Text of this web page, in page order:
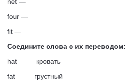
four —
fit —
Соедините слова с их переводом:
hat кровать
fat грустный